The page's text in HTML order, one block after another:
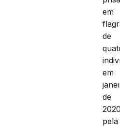
em
de
em
de
pela